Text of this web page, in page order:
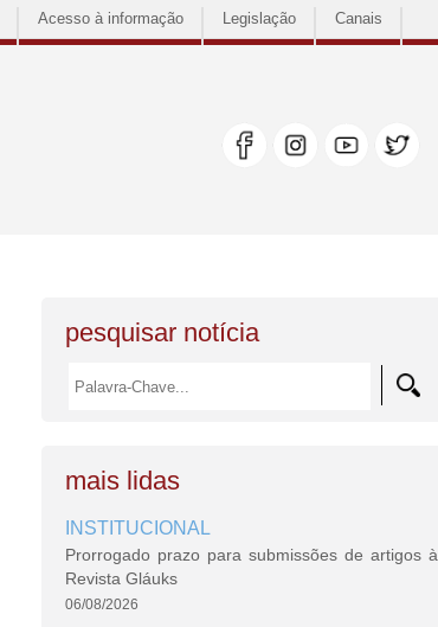
Acesso à informação Legislação Canais
pesquisar notícia
mais lidas
INSTITUCIONAL
Prorrogado prazo para submissões de artigos à
Revista Gláuks
06/08/2026